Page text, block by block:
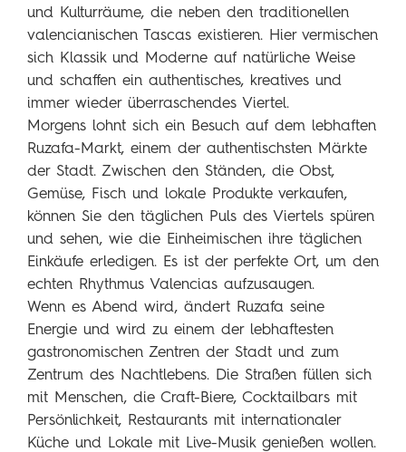
und Kulturräume, die neben den traditionellen
valencianischen Tascas existieren. Hier vermischen
sich Klassik und Moderne auf natürliche Weise
und schaffen ein authentisches, kreatives und
immer wieder überraschendes Viertel.
Morgens lohnt sich ein Besuch auf dem lebhaften
Ruzafa-Markt, einem der authentischsten Märkte
der Stadt. Zwischen den Ständen, die Obst,
Gemüse, Fisch und lokale Produkte verkaufen,
können Sie den täglichen Puls des Viertels spüren
und sehen, wie die Einheimischen ihre täglichen
Einkäufe erledigen. Es ist der perfekte Ort, um den
echten Rhythmus Valencias aufzusaugen.
Wenn es Abend wird, ändert Ruzafa seine
Energie und wird zu einem der lebhaftesten
gastronomischen Zentren der Stadt und zum
Zentrum des Nachtlebens. Die Straßen füllen sich
mit Menschen, die Craft-Biere, Cocktailbars mit
Persönlichkeit, Restaurants mit internationaler
Küche und Lokale mit Live-Musik genießen wollen.